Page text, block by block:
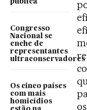
pública
Congresso
Nacional se
enche de
representantes
ultraconservadores
Os cinco países
com mais
homicídios